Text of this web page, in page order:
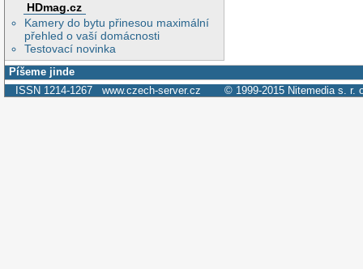
HDmag.cz
Kamery do bytu přinesou maximální
přehled o vaší domácnosti
Testovací novinka
Píšeme jinde
ISSN 1214-1267 www.czech-server.cz © 1999-2015 Nitemedia s. r.